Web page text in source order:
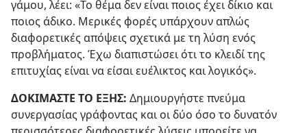
γάμου, λέει: «Το θέμα δεν είναι ποιος έχει δίκιο και
ποιος άδικο. Μερικές φορές υπάρχουν απλώς
διαφορετικές απόψεις σχετικά με τη λύση ενός
προβλήματος. Έχω διαπιστώσει ότι το κλειδί της
επιτυχίας είναι να είσαι ευέλικτος και λογικός».
ΔΟΚΙΜΑΣΤΕ ΤΟ ΕΞΗΣ: Δημιουργήστε πνεύμα
συνεργασίας γράφοντας και οι δύο όσο το δυνατόν